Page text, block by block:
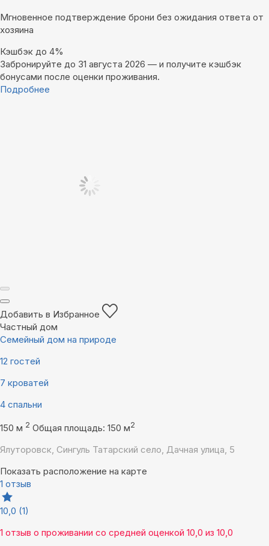
Мгновенное подтверждение брони без ожидания ответа от
хозяина
Кэшбэк до 4%
Забронируйте до 31 августа 2026 — и получите кэшбэк
бонусами после оценки проживания.
Подробнее
Добавить в Избранное
Частный дом
Семейный дом на природе
12 гостей
7 кроватей
4 спальни
150 м 2 Общая площадь: 150 м2
Ялуторовск, Сингуль Татарский село, Дачная улица, 5
Показать расположение на карте
1 отзыв
10,0 (1)
1 отзыв о проживании со средней оценкой 10,0 из 10,0